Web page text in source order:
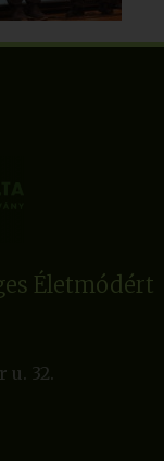
Életmódért
u. 32.